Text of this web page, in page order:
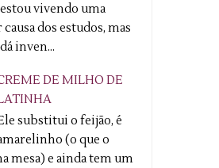
vivendo uma
dos estudos, mas
inven...
DE MILHO DE
substitui o feijão, é
(o que o
mesa) e ainda tem um